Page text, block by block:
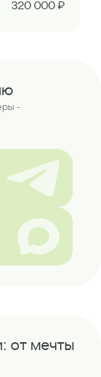
320 000 ₽
-
от мечты